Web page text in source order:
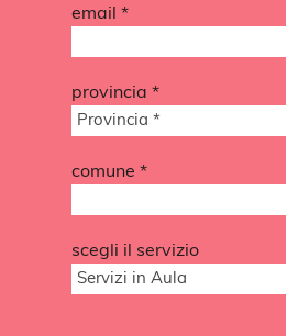
email *
provincia *
Provincia *
comune *
scegli il servizio
Servizi in Aula